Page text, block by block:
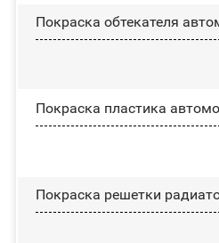
Покраска обтекателя
Покраска пластика
Покраска решетки